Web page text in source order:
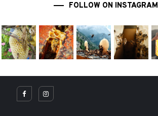
FOLLOW ON INSTAGRAM